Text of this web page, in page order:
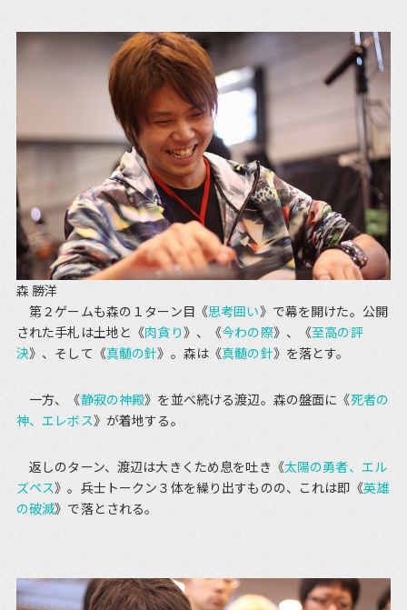
森 勝洋
第２ゲームも森の１ターン目《思考囲い》で幕を開けた。公開
された手札は土地と《肉貪り》、《今わの際》、《至高の評
決》、そして《真髄の針》。森は《真髄の針》を落とす。
一方、《静寂の神殿》を並べ続ける渡辺。森の盤面に《死者の
神、エレボス》が着地する。
返しのターン、渡辺は大きくため息を吐き《太陽の勇者、エル
ズペス》。兵士トークン３体を繰り出すものの、これは即《英雄
の破滅》で落とされる。